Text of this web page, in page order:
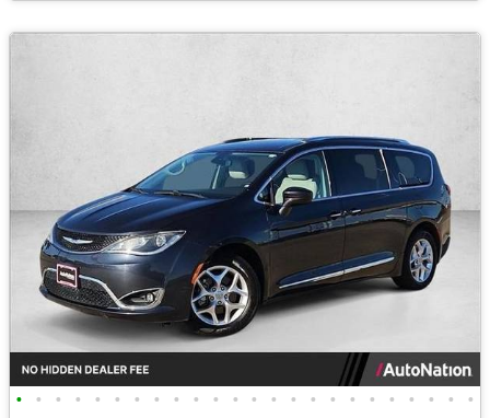
• • • • • • • • • • • • • • • • • • • • • • • •